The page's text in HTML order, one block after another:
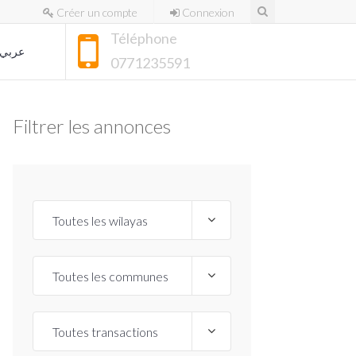
Créer un compte Connexion
Téléphone
0771235591
Filtrer les annonces